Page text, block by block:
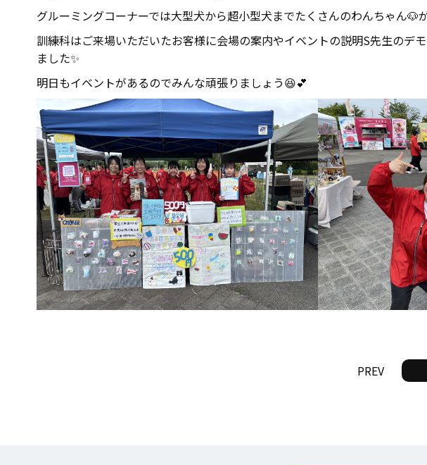
グルーミングコーナーでは大型犬から超小型犬までたくさんのわんちゃん
訓練科はご来場いただいたお客様に会場の案内やイベントの説明S先生のデ
ました✨
明日もイベントがあるのでみんな頑張りましょう😆💕
PREV